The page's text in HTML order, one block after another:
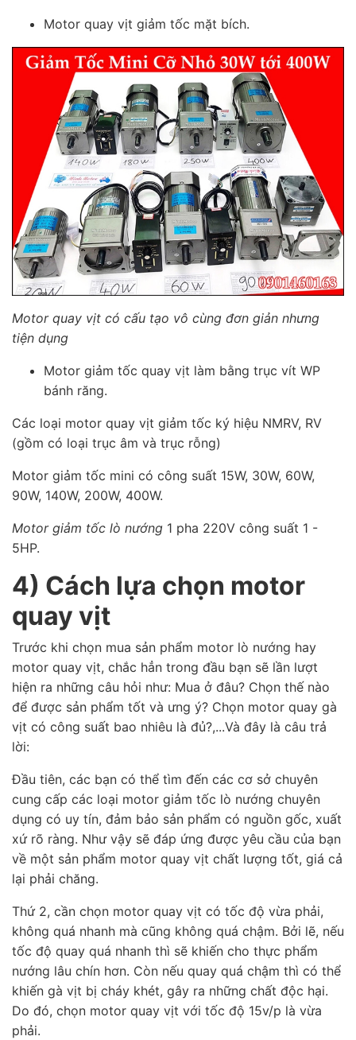
Motor quay vịt giảm tốc mặt bích.
Motor quay vịt có cấu tạo vô cùng đơn giản nhưng
tiện dụng
Motor giảm tốc quay vịt làm bằng trục vít WP
bánh răng.
Các loại motor quay vịt giảm tốc ký hiệu NMRV, RV
(gồm có loại trục âm và trục rỗng)
Motor giảm tốc mini có công suất 15W, 30W, 60W,
90W, 140W, 200W, 400W.
Motor giảm tốc lò nướng 1 pha 220V công suất 1 -
5HP.
4) Cách lựa chọn motor
quay vịt
Trước khi chọn mua sản phẩm motor lò nướng hay
motor quay vịt, chắc hẳn trong đầu bạn sẽ lần lượt
hiện ra những câu hỏi như: Mua ở đâu? Chọn thế nào
để được sản phẩm tốt và ưng ý? Chọn motor quay gà
vịt có công suất bao nhiêu là đủ?,...Và đây là câu trả
lời:
Đầu tiên, các bạn có thể tìm đến các cơ sở chuyên
cung cấp các loại motor giảm tốc lò nướng chuyên
dụng có uy tín, đảm bảo sản phẩm có nguồn gốc, xuất
xứ rõ ràng. Như vậy sẽ đáp ứng được yêu cầu của bạn
về một sản phẩm motor quay vịt chất lượng tốt, giá cả
lại phải chăng.
Thứ 2, cần chọn motor quay vịt có tốc độ vừa phải,
không quá nhanh mà cũng không quá chậm. Bởi lẽ, nếu
tốc độ quay quá nhanh thì sẽ khiến cho thực phẩm
nướng lâu chín hơn. Còn nếu quay quá chậm thì có thể
khiến gà vịt bị cháy khét, gây ra những chất độc hại.
Do đó, chọn motor quay vịt với tốc độ 15v/p là vừa
phải.